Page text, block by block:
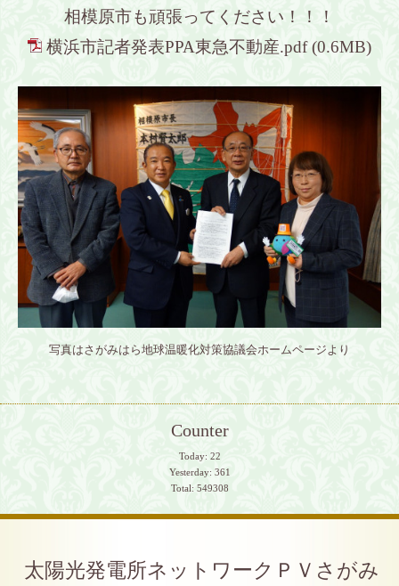
相模原市も頑張ってください！！！
横浜市記者発表PPA東急不動産.pdf(0.6MB)
写真はさがみはら地球温暖化対策協議会ホームページより
Counter
Today: 22
Yesterday: 361
Total: 549308
太陽光発電所ネットワークＰＶさがみ